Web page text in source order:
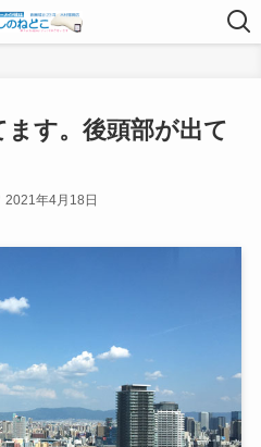
す。後頭部が出て
2021年4月18日